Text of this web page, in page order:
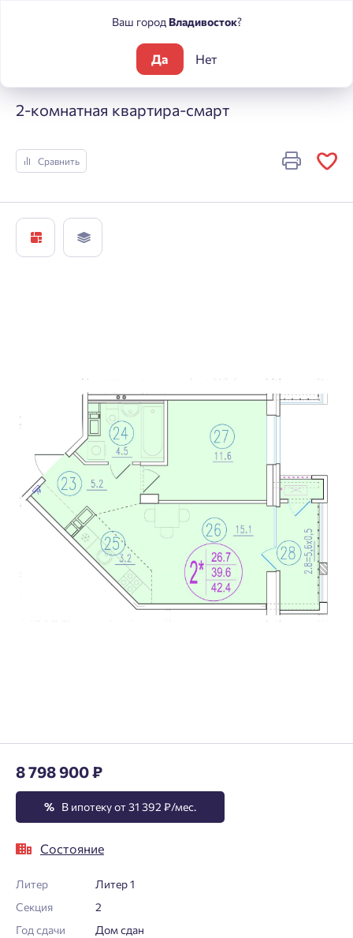
Состояние
2-комнатная квартира-смарт
Сравнить
8 798 900 ₽
% В ипотеку от 31 392 ₽/мес.
Состояние
Литер
Литер 1
Секция
2
Год сдачи
Дом сдан
Ваш город Владивосток?
Да Нет